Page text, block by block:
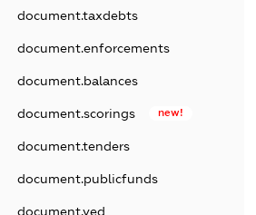
document.taxdebts
document.enforcements
document.balances
document.scorings new!
document.tenders
document.publicfunds
document.ved